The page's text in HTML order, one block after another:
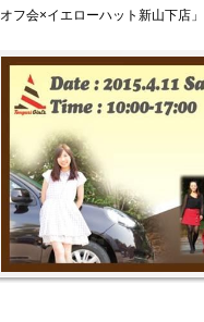
オフ会×イエローハット新山下店